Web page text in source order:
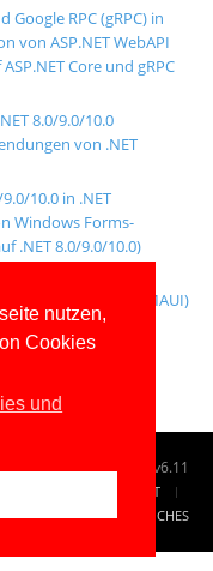
nutzen,
Cookies
und
Google RPC (gRPC) in
von ASP.NET WebAPI
Core und gRPC
8.0/9.0/10.0
von .NET
10.0 in .NET
Windows Forms-
.NET 8.0/9.0/10.0)
Apps auf .NET MAUI)
9.0/10.0
Framework 5.x)
Schwichtenberg v6.11
KONTAKT
RECHTLICHES